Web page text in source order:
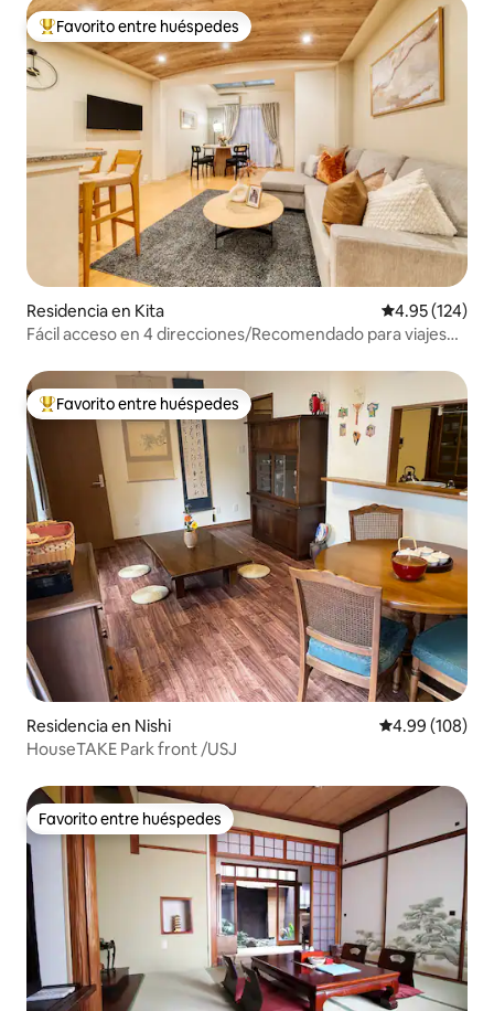
De los mejores en Favorito entre huéspedes
Favorito entre huéspedes
Residencia en Kita Calificación
4.95 (124)
Fácil acceso en 4 direcciones/Recomendado para viajes
De los mejores en Favorito entre huéspedes
Favorito entre huéspedes
Residencia en Nishi Calificación
4.99 (108)
HouseTAKE Park front /USJ
Favorito entre huéspedes
Favorito entre huéspedes